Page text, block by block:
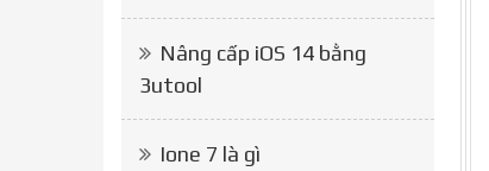
Nâng cấp iOS 14 bằng
3utool
Ione 7 là gì